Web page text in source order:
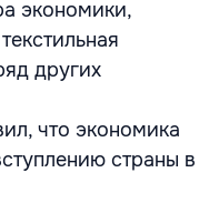
экономики,
других
что экономика
страны в